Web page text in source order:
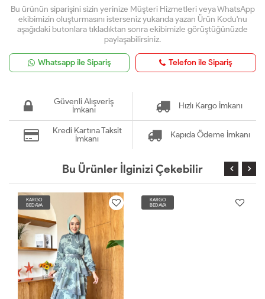
Bu ürünün siparişini sizin yerinize Müşteri Hizmetleri veya WhatsApp
ekibimizin oluşturmasını isterseniz yukarıda yazan Ürün Kodu'nu
aşağıdaki butonlara tıkladıktan sonra ekibimizle görüştüğünüzde
paylaşabilirsiniz.
Whatsapp ile Sipariş Telefon ile Sipariş
Güvenli Alışveriş
İmkanı
Hızlı Kargo İmkanı
Kredi Kartına Taksit
İmkanı
Kapıda Ödeme İmkanı
Bu Ürünler İlginizi Çekebilir
KARGO
BEDAVA
KARGO
BEDAVA